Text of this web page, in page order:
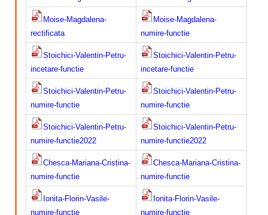
Moise-Magdalena-
rectificata
Moise-Magdalena-
numire-functie
Stoichici-Valentin-Petru-
incetare-functie
Stoichici-Valentin-Petru-
incetare-functie
Stoichici-Valentin-Petru-
numire-functie
Stoichici-Valentin-Petru-
numire-functie
Stoichici-Valentin-Petru-
numire-functie2022
Stoichici-Valentin-Petru-
numire-functie2022
Chesca-Mariana-Cristina-
numire-functie
Chesca-Mariana-Cristina-
numire-functie
Ionita-Florin-Vasile-
numire-functie
Ionita-Florin-Vasile-
numire-functie